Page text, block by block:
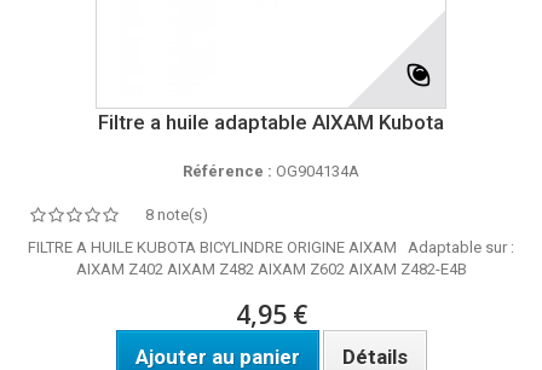
Filtre a huile adaptable AIXAM Kubota
Référence : OG904134A
8 note(s)
FILTRE A HUILE KUBOTA BICYLINDRE ORIGINE AIXAM Adaptable sur :
AIXAM Z402 AIXAM Z482 AIXAM Z602 AIXAM Z482-E4B
4,95 €
Ajouter au panier Détails